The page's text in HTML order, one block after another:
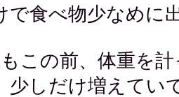
で食べ物少なめに
もこの前、体重を
少しだけ増えてい